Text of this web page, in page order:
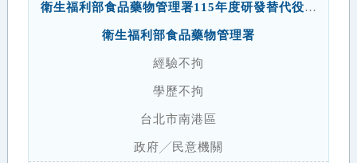
衛生福利部食品藥物管理署115年度研發替代役第2次徵才公告
衛生福利部食品藥物管理署
經驗不拘
學歷不拘
台北市南港區
政府╱民意機關